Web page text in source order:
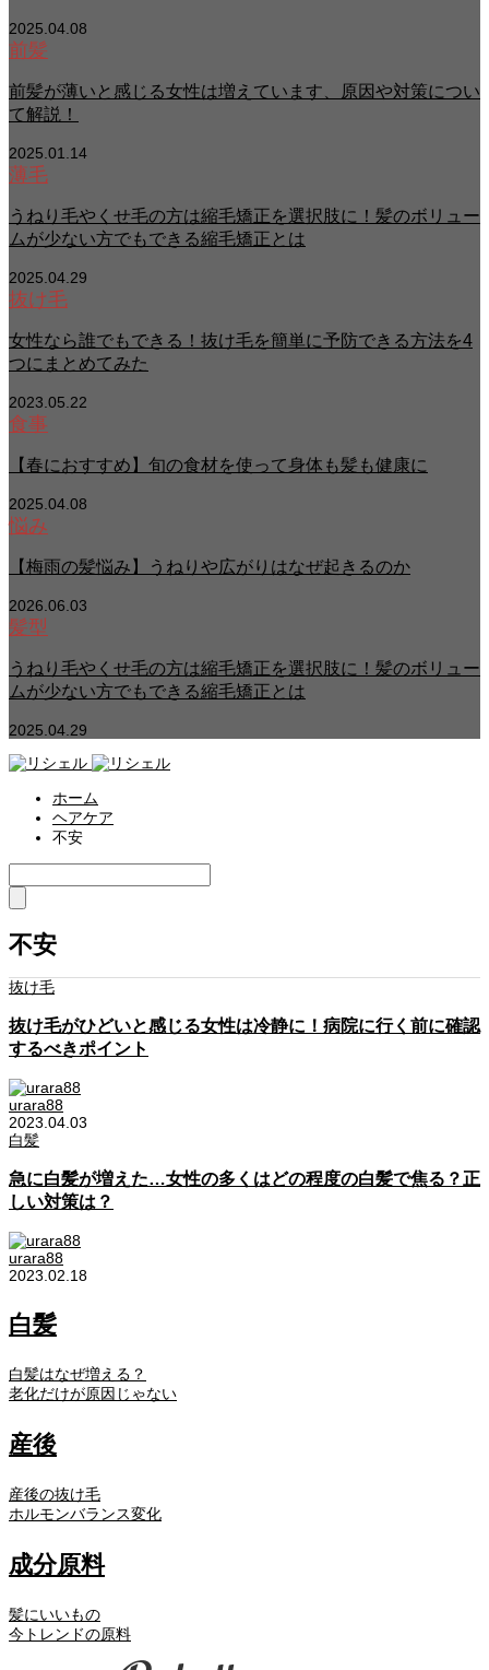
2025.04.08
前髪
前髪が薄いと感じる女性は増えています、原因や対策につい
て解説！
2025.01.14
薄毛
うねり毛やくせ毛の方は縮毛矯正を選択肢に！髪のボリュー
ムが少ない方でもできる縮毛矯正とは
2025.04.29
抜け毛
女性なら誰でもできる！抜け毛を簡単に予防できる方法を4
つにまとめてみた
2023.05.22
食事
【春におすすめ】旬の食材を使って身体も髪も健康に
2025.04.08
悩み
【梅雨の髪悩み】うねりや広がりはなぜ起きるのか
2026.06.03
髪型
うねり毛やくせ毛の方は縮毛矯正を選択肢に！髪のボリュー
ムが少ない方でもできる縮毛矯正とは
2025.04.29
ホーム
ヘアケア
不安
不安
抜け毛
抜け毛がひどいと感じる女性は冷静に！病院に行く前に確認
するべきポイント
urara88
2023.04.03
白髪
急に白髪が増えた…女性の多くはどの程度の白髪で焦る？正
しい対策は？
urara88
2023.02.18
白髪
白髪はなぜ増える？
老化だけが原因じゃない
産後
産後の抜け毛
ホルモンバランス変化
成分原料
髪にいいもの
今トレンドの原料